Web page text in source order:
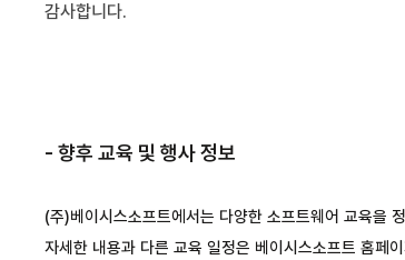
감사합니다.
- 향후 교육 및 행사 정보
(주)베이시스소프트에서는 다양한 소프트웨어 교육을
자세한 내용과 다른 교육 일정은 베이시스소프트 홈페